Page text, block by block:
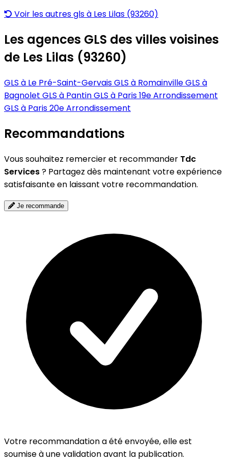
Voir les autres gls à Les Lilas (93260)
Les agences GLS des villes voisines
de Les Lilas (93260)
GLS à Le Pré-Saint-GervaisGLS à RomainvilleGLS à
Bagnolet GLS à PantinGLS à Paris 19e Arrondissement
GLS à Paris 20e Arrondissement
Recommandations
Vous souhaitez remercier et recommander Tdc
Services? Partagez dès maintenant votre expérience
satisfaisante en laissant votre recommandation.
Je recommande
Votre recommandation a été envoyée, elle est
soumise à une validation avant la publication.